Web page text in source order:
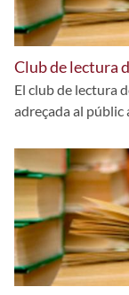
Club de lectura
El club de lectura
adreçada al públic